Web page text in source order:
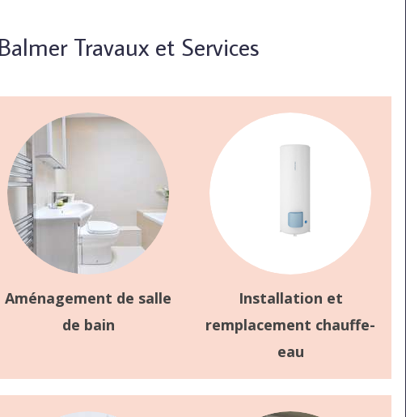
Travaux et Services
Aménagement de salle
de bain
Installation et
remplacement chauffe-
eau